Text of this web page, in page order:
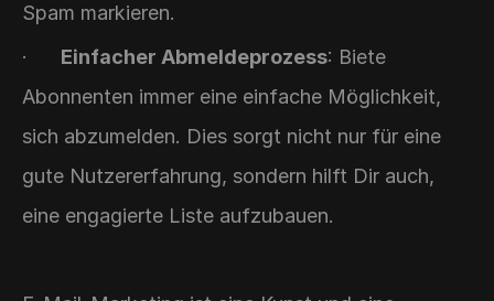
Spam markieren.
· Einfacher Abmeldeprozess: Biete
Abonnenten immer eine einfache Möglichkeit,
sich abzumelden. Dies sorgt nicht nur für eine
gute Nutzererfahrung, sondern hilft Dir auch,
eine engagierte Liste aufzubauen.